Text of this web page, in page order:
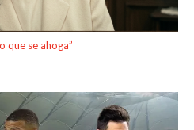
que se ahoga”